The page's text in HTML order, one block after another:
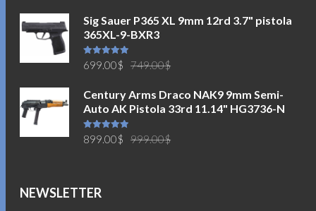
Sig Sauer P365 XL 9mm 12rd 3.7" pistola
365XL-9-BXR3
Valutato
5.00su 5 749.00$
originale
era:
699.00$
attuale
è:
Century Arms Draco NAK9 9mm Semi-
Auto AK Pistola 33rd 11.14" HG3736-N
Valutato
5.00su 5 999.00$
899.00$
NEWSLETTER